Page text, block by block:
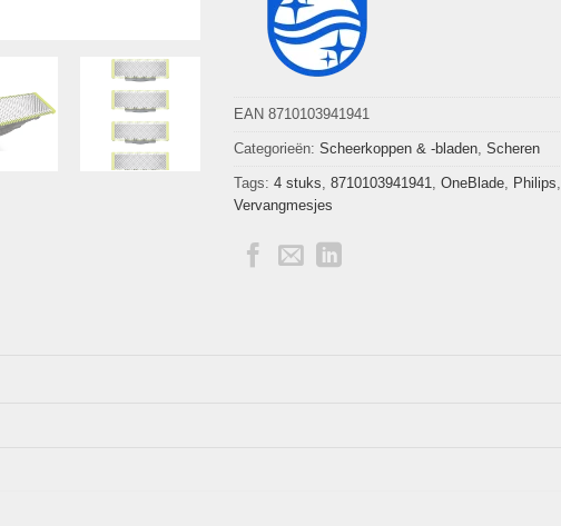
EAN 8710103941941
Categorieën: Scheerkoppen & -bladen, Scheren
Tags: 4 stuks, 8710103941941, OneBlade, Philips,
Vervangmesjes